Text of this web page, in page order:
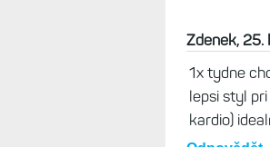
Zdenek,
1x tydne
lepsi styl
kardio)